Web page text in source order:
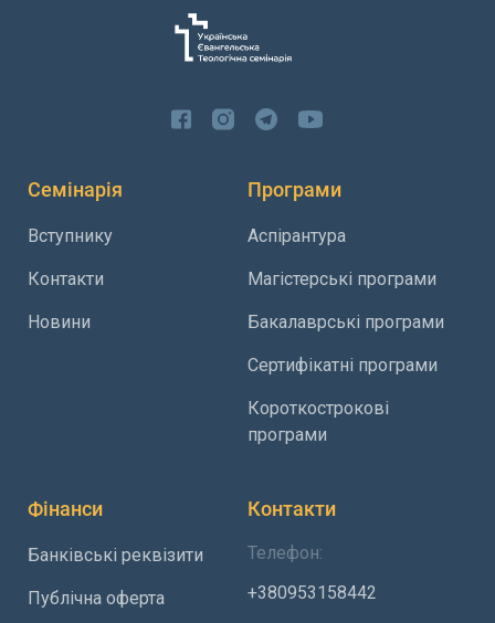
Семінарія
Вступнику
Контакти
Новини
Програми
Аспірантура
Магістерські програми
Бакалаврські програми
Сертифікатні програми
Короткострокові
програми
Фінанси
Банківські реквізити
Публічна оферта
Контакти
Телефон:
+380953158442